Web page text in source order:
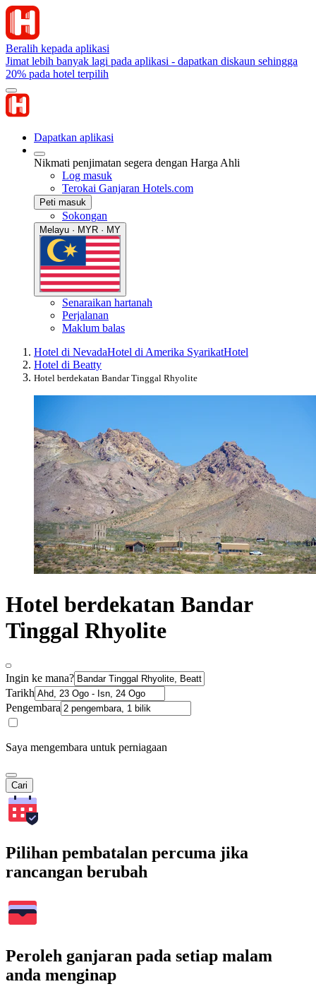
Beralih kepada aplikasi
Jimat lebih banyak lagi pada aplikasi - dapatkan diskaun sehingga
20% pada hotel terpilih
Dapatkan aplikasi
Nikmati penjimatan segera dengan Harga Ahli
Log masuk
Terokai Ganjaran Hotels.com
Peti masuk
Sokongan
Melayu · MYR · MY
Senaraikan hartanah
Perjalanan
Maklum balas
Hotel di NevadaHotel di Amerika SyarikatHotel
Hotel di Beatty
Hotel berdekatan Bandar Tinggal Rhyolite
Hotel berdekatan Bandar
Tinggal Rhyolite
Ingin ke mana?
Tarikh
Pengembara
Saya mengembara untuk perniagaan
Cari
Pilihan pembatalan percuma jika
rancangan berubah
Peroleh ganjaran pada setiap malam
anda menginap